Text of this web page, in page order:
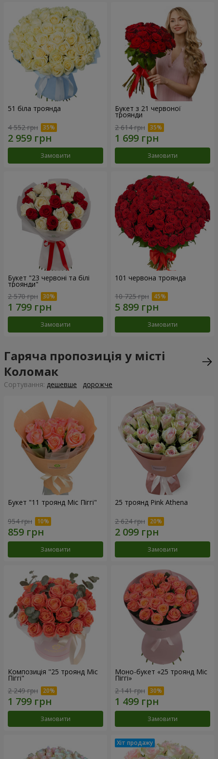
51 біла троянда
4 552 грн
Замовити
Букет з 21 червоної
троянди
2 614 грн
Замовити
Букет "23 червоні та білі
троянди"
2 570 грн
Замовити
101 червона троянда
10 725 грн
Замовити
Гаряча пропозиція у місті
Коломак
Сортування: дешевше дорожче
Букет "11 троянд Міс Піггі"
954 грн
Замовити
25 троянд Pink Athena
2 624 грн
Замовити
Композиція "25 троянд Міс
Піггі"
2 249 грн
Замовити
Моно-букет «25 троянд Міс
Піггі»
2 141 грн
Замовити